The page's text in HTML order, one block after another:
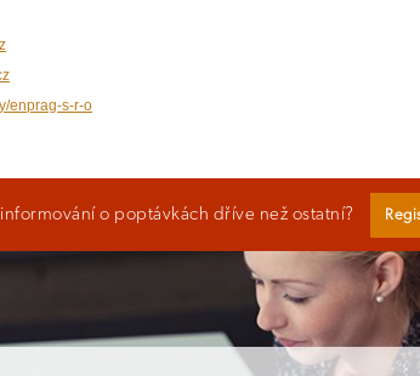
enprag-s-r-o
o poptávkách dříve než ostatní?